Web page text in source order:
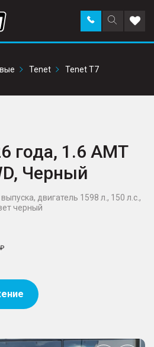
Поиск
по
Заказать
звонок в
Tenet Tenet T7
года, 1.6 AMT
Черный
двигатель 1598 л., 150 л.с.,
черный